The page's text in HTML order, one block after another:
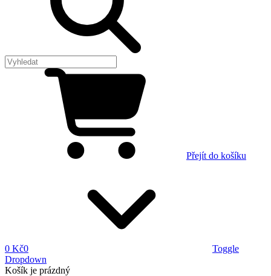
Přejít do košíku
0 Kč0
Toggle
Dropdown
Košík je prázdný